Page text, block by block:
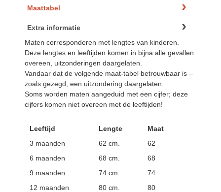
Maattabel
Extra informatie
Maten corresponderen met lengtes van kinderen.
Deze lengtes en leeftijden komen in bijna alle gevallen
overeen, uitzonderingen daargelaten.
Vandaar dat de volgende maat-tabel betrouwbaar is –
zoals gezegd, een uitzondering daargelaten.
Soms worden maten aangeduid met een cijfer; deze
cijfers komen niet overeen met de leeftijden!
Leeftijd Lengte
Maat
3 maanden
62 cm.
62
6 maanden
68 cm.
68
9 maanden
74 cm.
74
12 maanden
80 cm. 80